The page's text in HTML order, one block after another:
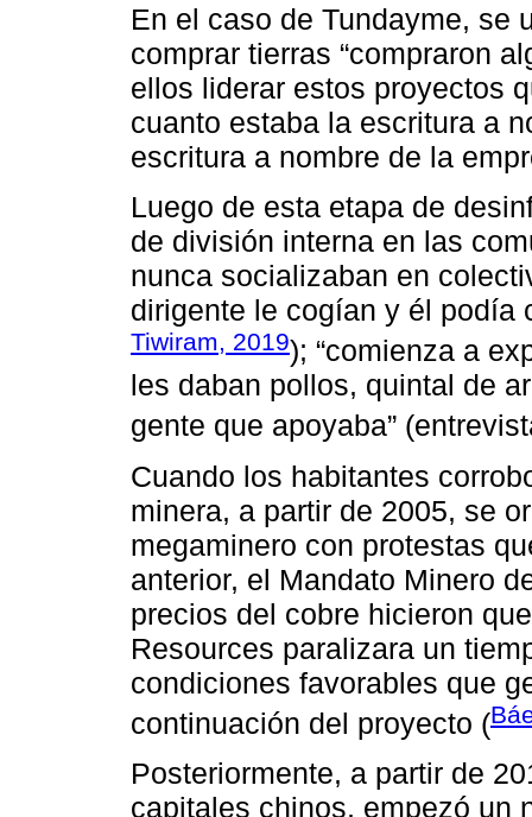
En el caso de Tundayme, se
comprar tierras “compraron
ellos liderar estos proyectos
cuanto estaba la escritura a
escritura a nombre de la
Luego de esta etapa de
de división interna en las
nunca socializaban en
dirigente le cogían y él podía
Tiwiram, 2019); “comienza a
les daban pollos, quintal de
gente que apoyaba”
Cuando los habitantes
minera, a partir de 2005, se
megaminero con protestas
anterior, el Mandato Minero
precios del cobre hicieron
Resources paralizara un
condiciones favorables que
continuación del proyecto (
Posteriormente, a partir de
capitales chinos, empezó un